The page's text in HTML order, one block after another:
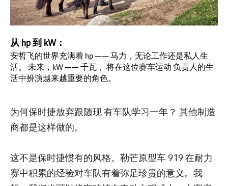
从 hp 到 kW：
安哲飞的世界充满着 hp —— 马力，无论工作还是私人生
活。 未来，kW —— 千瓦， 将在这位赛车运动 负责人的生
活中扮演越来越重要的角色。
为何保时捷放弃跟随现 有车队学习一年？ 其他制造
商都是这样做的。
这不是保时捷惯有的风格。勒芒原型车 919 在耐力
赛中积累的经验对车队有着弥足珍贵的意义。我